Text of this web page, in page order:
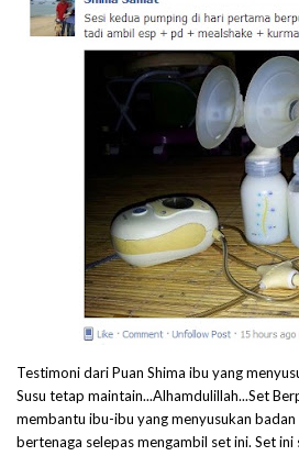
Testimoni dari Puan Shima ibu yang
Susu tetap maintain...Alhamdulillah...Set
membantu ibu-ibu yang menyusukan
bertenaga selepas mengambil set ini. Set